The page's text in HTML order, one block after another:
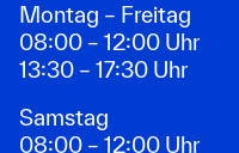
Montag – Freitag
08:00 – 12:00 Uhr
13:30 – 17:30 Uhr
Samstag
08:00 – 12:00 Uhr